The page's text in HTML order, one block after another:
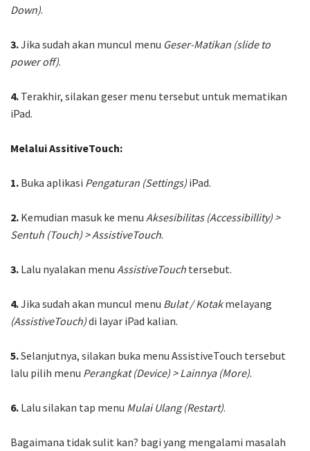
Down).
3.Jika sudah akan muncul menu Geser-Matikan (slide to
power off).
4. Terakhir, silakan geser menu tersebut untuk mematikan
iPad.
Melalui AssitiveTouch:
1. Buka aplikasi Pengaturan (Settings) iPad.
2. Kemudian masuk ke menu Aksesibilitas (Accessibillity) >
Sentuh (Touch) > AssistiveTouch.
3. Lalu nyalakan menu AssistiveTouch tersebut.
4.Jika sudah akan muncul menu Bulat / Kotakmelayang
(AssistiveTouch)di layar iPad kalian.
5.Selanjutnya, silakan buka menu AssistiveTouch tersebut
lalu pilih menu Perangkat (Device) > Lainnya (More).
6. Lalu silakan tap menu Mulai Ulang (Restart).
Bagaimana tidak sulit kan? bagi yang mengalami masalah